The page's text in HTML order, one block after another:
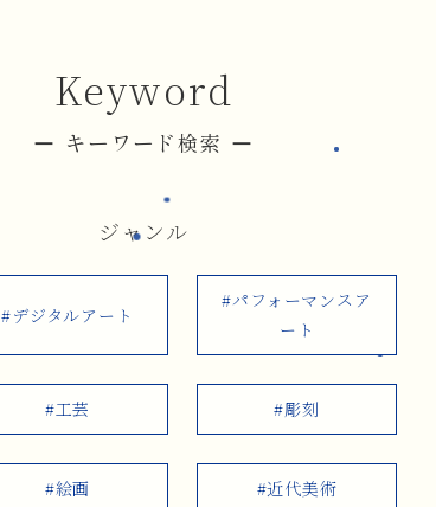
Keyword
キーワード検索
ジャンル
#デジタルアート
#パフォーマンスア
ート
#工芸 #彫刻
#絵画 #近代美術